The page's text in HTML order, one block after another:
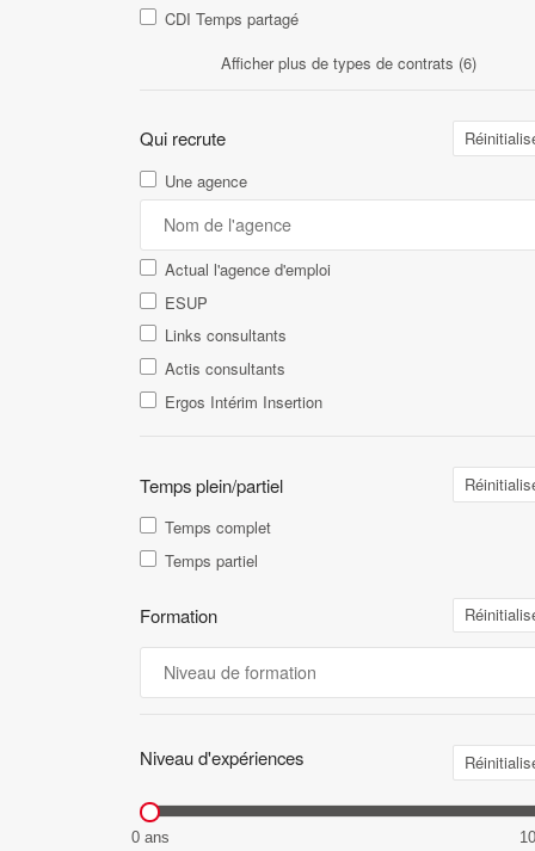
CDI Temps partagé
Afficher plus de types de contrats (6)
Qui recrute
Une agence
Actual l'agence d'emploi
ESUP
Links consultants
Actis consultants
Ergos Intérim Insertion
Temps plein/partiel
Temps complet
Temps partiel
Formation
Niveau d'expériences
0 ans